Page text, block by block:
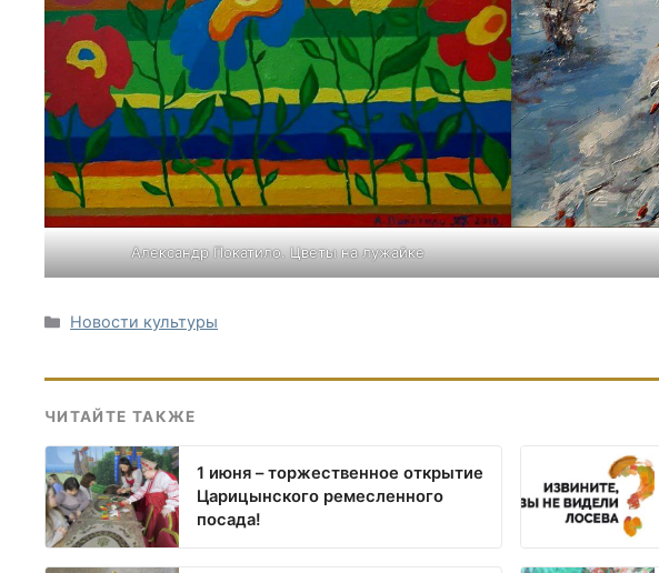
Александр Покатило. Цветы на лужайке
Рубрики
Новости культуры
ЧИТАЙТЕ ТАКЖЕ
1 июня – торжественное открытие
Царицынского ремесленного
посада!